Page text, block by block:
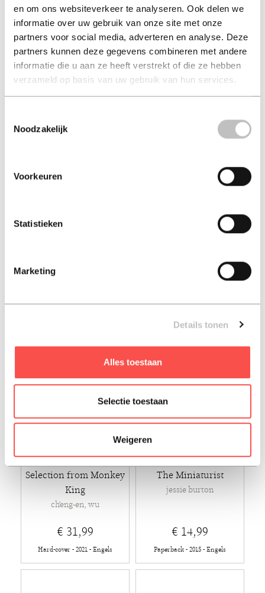
en om ons websiteverkeer te analyseren. Ook delen we
informatie over uw gebruik van onze site met onze
partners voor social media, adverteren en analyse. Deze
partners kunnen deze gegevens combineren met andere
informatie die u aan ze heeft verstrekt of die ze hebben
verzameld op basis van uw gebruik van hun services.
Noodzakelijk
Voorkeuren
Statistieken
Marketing
Details tonen
Alles toestaan
Selectie toestaan
Weigeren
Wuthering Heights
emily bronte
€ 14,99
Paperback - 2003 - Engels
Les Miserables
victor hugo
€ 18,99
Hard-cover - 2016 - Engels
€ 23,99 € 16,99
Selection from Monkey
King
ch'eng-en, wu
€ 31,99
Hard-cover - 2021 - Engels
The Miniaturist
jessie burton
€ 14,99
Paperback - 2015 - Engels